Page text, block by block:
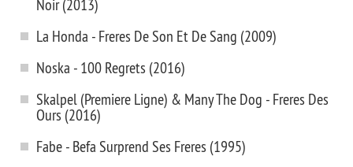
Noir (2013)
La Honda - Freres De Son Et De Sang (2009)
Noska - 100 Regrets (2016)
Skalpel (Premiere Ligne) & Many The Dog - Freres Des
Ours (2016)
Fabe - Befa Surprend Ses Freres (1995)